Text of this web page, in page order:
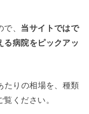
、 当サイトではで
る病院をピックアッ
たりの相場を、種類
ください。